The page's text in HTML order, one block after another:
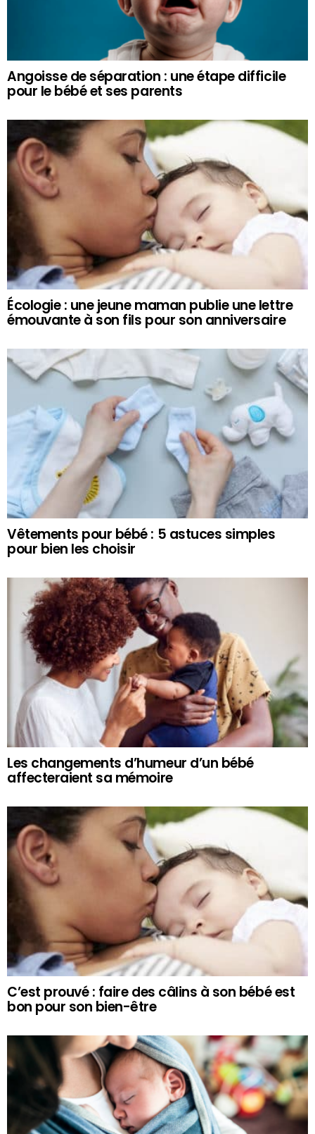
Angoisse de séparation : une étape difficile
pour le bébé et ses parents
Écologie : une jeune maman publie une lettre
émouvante à son fils pour son anniversaire
Vêtements pour bébé : 5 astuces simples
pour bien les choisir
Les changements d’humeur d’un bébé
affecteraient sa mémoire
C’est prouvé : faire des câlins à son bébé est
bon pour son bien-être